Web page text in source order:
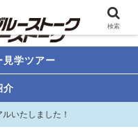
見学ツアー
介
いたしました！
検索